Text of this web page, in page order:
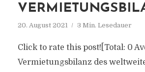
20. August 2021 3 Min. Lesedauer
Click to rate this post![Total: 0
Vermietungsbilanz des